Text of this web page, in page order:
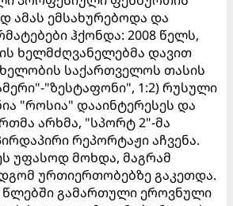
ამას ემსახურებოდა და
ჰქონდა: 2008 წელს,
ხელმძღვანელებმა დავით
საქართველოს თასის
"ზესტაფონი", 1:2) რუსული
"როსია" დააინტერესეს და
არხმა, "სპორტ 2"-მა
რეპორტაჟი აჩვენა.
უფასოდ მოხდა, მაგრამ
ურთიერთობებზე გაკეთდა.
წლებში გამართული ეროვნული